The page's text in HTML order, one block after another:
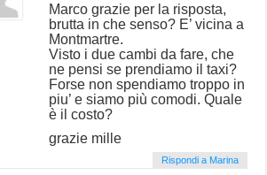
Marco grazie per la risposta,
brutta in che senso? E’ vicina a
Montmartre.
Visto i due cambi da fare, che
ne pensi se prendiamo il taxi?
Forse non spendiamo troppo in
piu’ e siamo più comodi. Quale
è il costo?
grazie mille
Rispondi a Marina